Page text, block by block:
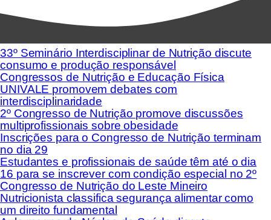
33º Seminário Interdisciplinar de Nutrição discute
consumo e produção responsável
Congressos de Nutrição e Educação Física
UNIVALE promovem debates com
interdisciplinaridade
2º Congresso de Nutrição promove discussões
multiprofissionais sobre obesidade
Inscrições para o Congresso de Nutrição terminam
no dia 29
Estudantes e profissionais de saúde têm até o dia
16 para se inscrever com condição especial no 2º
Congresso de Nutrição do Leste Mineiro
Nutricionista classifica segurança alimentar como
um direito fundamental